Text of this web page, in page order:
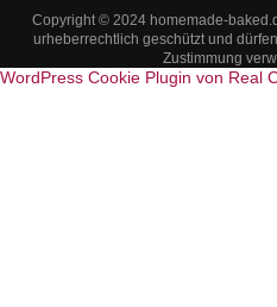
Copyright © 2024 homemade-
urheberrechtlich geschützt und
Zustimmung
WordPress Cookie Plugin von Real